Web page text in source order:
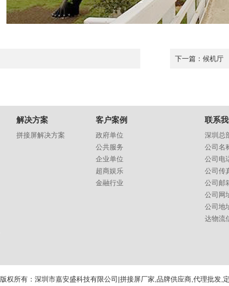
下一篇： 候机厅
解决方案
拼接屏解决方案
客户案例
政府单位
公共服务
企业单位
超商娱乐
金融行业
联系
深圳总
公司名
公司电
公司传
公司邮
公司网
公司地
达物流
版权所有：深圳市嘉安盛科技有限公司|拼接屏厂家,品牌供应商,代理批发,